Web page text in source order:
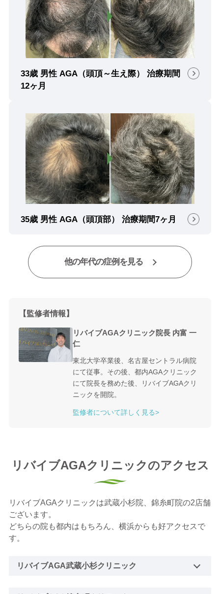
33歳 男性 AGA（頭頂～生え際） 治療期間
12ヶ月
35歳 男性 AGA（頭頂部） 治療期間7ヶ月
他の年代の症例を見る
【監修者情報】
リバイブAGAクリニック院長 内富 一
仁
東北大学卒業後、名古屋セントラル病院
にて従事。その後、都内AGAクリニック
にて院長を務めた後、リバイブAGAクリ
ニックを開院。
監修者について詳しく見る>
リバイブAGAクリニックのアクセス
リバイブAGAクリニックは武蔵小杉院、錦糸町院の2店舗
ございます。
どちらの院も都内はもちろん、横浜からも好アクセスで
す。
リバイブAGA武蔵小杉クリニック